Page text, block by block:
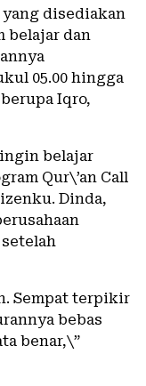
disediakan
belajar dan
05.00 hingga
Iqro,
belajar
Qur\’an Call
Dinda,
Sempat terpikir
bebas
benar,\”